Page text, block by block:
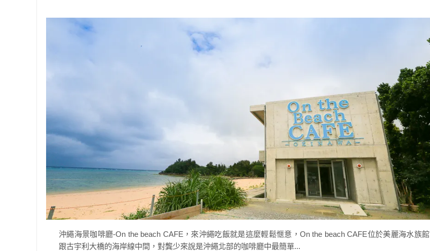
沖繩海景咖啡廳-On the beach CAFE，來沖繩吃飯就是這麼輕鬆愜意，On the beach CAFE位於美麗海水族館
跟古宇利大橋的海岸線中間，對龔少來說是沖繩北部的咖啡廳中最簡單...